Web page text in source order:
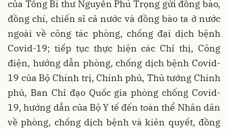
của Tổng Bí thư Nguyễn Phú Trọng gửi đồng bào,
đồng chí, chiến sĩ cả nước và đồng bào ta ở nước
ngoài về công tác phòng, chống đại dịch bệnh
Covid-19; tiếp tục thực hiện các Chỉ thị, Công
điện, hướng dẫn phòng, chống dịch bệnh Covid-
19 của Bộ Chính trị, Chính phủ, Thủ tướng Chính
phủ, Ban Chỉ đạo Quốc gia phòng chống Covid-
19, hướng dẫn của Bộ Y tế đến toàn thể Nhân dân
về phòng, chống dịch bệnh và kiên quyết, đồng